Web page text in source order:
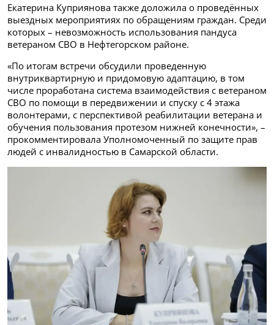
Екатерина Куприянова также доложила о проведённых
выездных мероприятиях по обращениям граждан. Среди
которых – невозможность использования пандуса
ветераном СВО в Нефтегорском районе.
«По итогам встречи обсудили проведенную
внутриквартирную и придомовую адаптацию, в том
числе проработана система взаимодействия с ветераном
СВО по помощи в передвижении и спуску с 4 этажа
волонтерами, с перспективой реабилитации ветерана и
обучения пользования протезом нижней конечности», –
прокомментировала Уполномоченный по защите прав
людей с инвалидностью в Самарской области.